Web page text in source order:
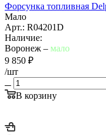
Форсунка топливная
Мало
Арт.: R04201D
Наличие:
Воронеж – мало
9 850 ₽
/шт
В корзину